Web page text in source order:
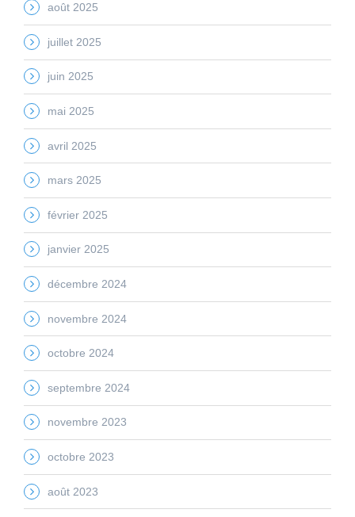
août 2025
juillet 2025
juin 2025
mai 2025
avril 2025
mars 2025
février 2025
janvier 2025
décembre 2024
novembre 2024
octobre 2024
septembre 2024
novembre 2023
octobre 2023
août 2023